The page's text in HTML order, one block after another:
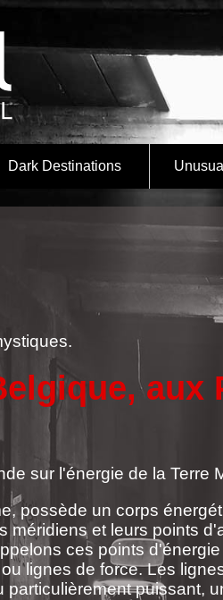
Dark Destinations
aux
sur l'énergie de la Terre
possède un corps
méridiens et leurs points
ces points
lignes de force. Les
puissant,